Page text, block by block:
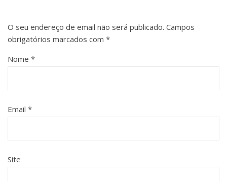
O seu endereço de email não será publicado. Campos
obrigatórios marcados com *
Nome *
Email *
Site